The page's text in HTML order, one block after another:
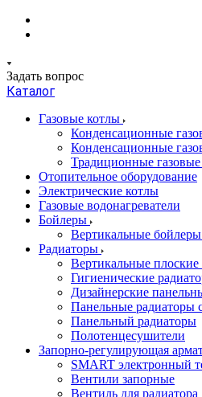
Задать вопрос
Каталог
Газовые котлы
Конденсационные
Конденсационные
Традиционные
Отопительное оборудование
Электрические котлы
Газовые водонагреватели
Бойлеры
Вертикальные
Радиаторы
Вертикальные
Гигиенические
Дизайнерские
Панельные радиаторы
Панельный радиаторы
Полотенцесушители
Запорно-регулирующая
SMART электронный
Вентили запорные
Вентиль для радиатора